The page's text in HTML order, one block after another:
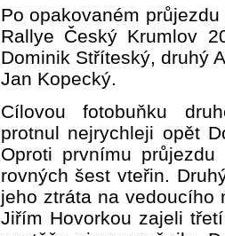
Po opakovaném
Rallye Český Krumlov
Dominik Stříteský, druhý
Jan Kopecký.
Cílovou fotobuňku
protnul nejrychleji opět
Oproti prvnímu
rovných šest vteřin.
jeho ztráta na vedoucího
Jiřím Hovorkou zajeli